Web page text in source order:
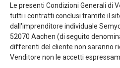
Le presenti Condizioni Generali di
tutti i contratti conclusi tramite il
dall'imprenditore individuale
52070 Aachen (di seguito
differenti del cliente non saranno
Venditore non le accetti